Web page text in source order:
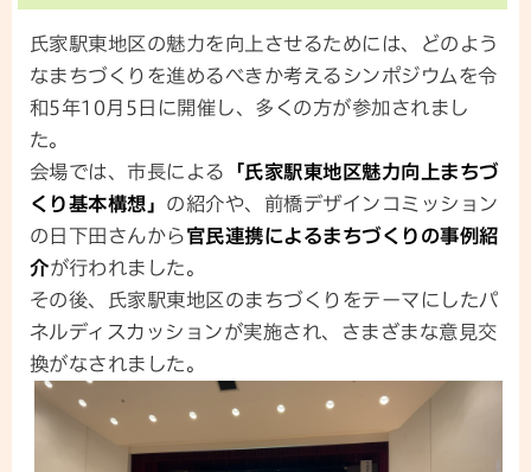
氏家駅東地区の魅力を向上させるためには、どのよう
なまちづくりを進めるべきか考えるシンポジウムを令
和5年10月5日に開催し、多くの方が参加されまし
た。
会場では、市長による
「氏家駅東地区魅力向上まちづ
くり基本構想」 の紹介や、前橋デザインコミッション
の日下田さんから官民連携によるまちづくりの事例紹
介が行われました。
その後、氏家駅東地区のまちづくりをテーマにしたパ
ネルディスカッションが実施され、さまざまな意見交
換がなされました。